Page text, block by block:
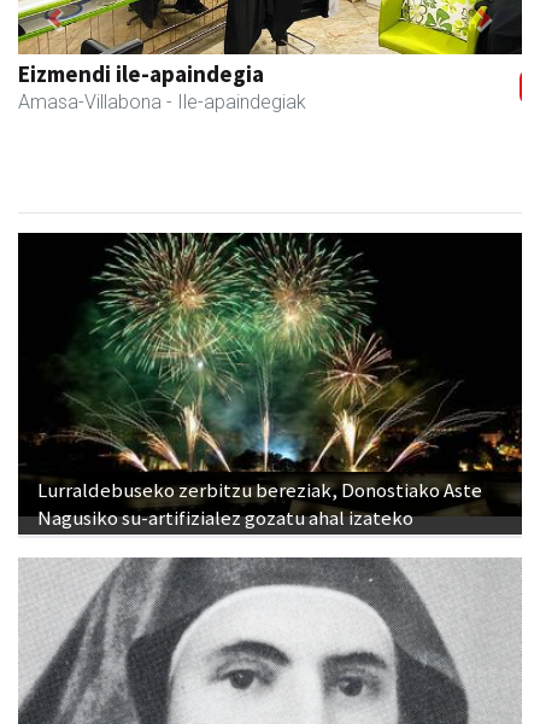
Eizmendi ile-apaindegia
Amasa-Villabona - Ile-apaindegiak
Previous Next
Lurraldebuseko zerbitzu bereziak, Donostiako Aste
Nagusiko su-artifizialez gozatu ahal izateko